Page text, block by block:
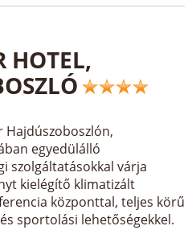
HOTEL,
Hajdúszoboszlón,
egyedülálló
szolgáltatásokkal várja
kielégítő klimatizált
központtal, teljes körű
sportolási lehetőségekkel.